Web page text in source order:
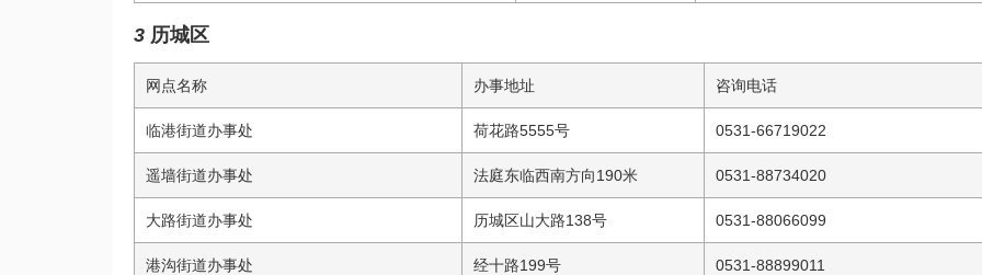
3 历城区
网点名称 办事地址 咨询电话
临港街道办事处 荷花路5555号 0531-66719022
遥墙街道办事处 法庭东临西南方向190米 0531-88734020
大路街道办事处 历城区山大路138号 0531-88066099
港沟街道办事处 经十路199号 0531-88899011